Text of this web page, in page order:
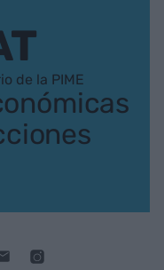
de la PIME